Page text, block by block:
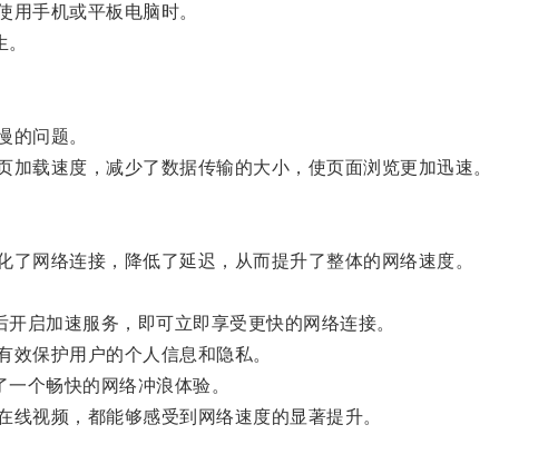
手机或平板电脑时。
问题。
载速度，减少了数据传输的大小，使页面浏览更加迅速。
网络连接，降低了延迟，从而提升了整体的网络速度。
加速服务，即可立即享受更快的网络连接。
保护用户的个人信息和隐私。
个畅快的网络冲浪体验。
视频，都能够感受到网络速度的显著提升。